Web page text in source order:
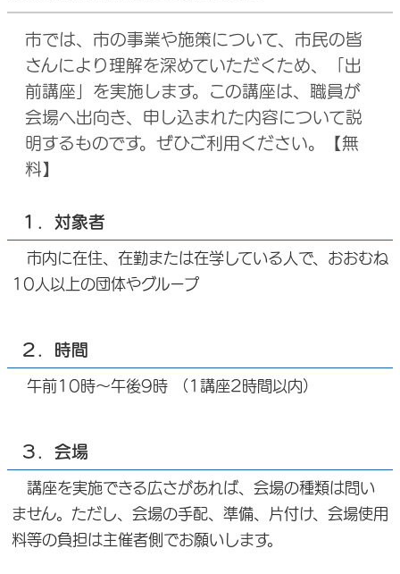
市では、市の事業や施策について、市民の皆
さんにより理解を深めていただくため、「出
前講座」を実施します。この講座は、職員が
会場へ出向き、申し込まれた内容について説
明するものです。ぜひご利用ください。【無
料】
１．対象者
市内に在住、在勤または在学している人で、おおむね
10人以上の団体やグループ
２．時間
午前10時～午後9時 （1講座2時間以内）
３．会場
講座を実施できる広さがあれば、会場の種類は問い
ません。ただし、会場の手配、準備、片付け、会場使用
料等の負担は主催者側でお願いします。